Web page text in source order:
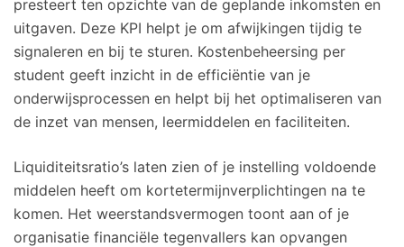
presteert ten opzichte van de geplande inkomsten en
uitgaven. Deze KPI helpt je om afwijkingen tijdig te
signaleren en bij te sturen. Kostenbeheersing per
student geeft inzicht in de efficiëntie van je
onderwijsprocessen en helpt bij het optimaliseren van
de inzet van mensen, leermiddelen en faciliteiten.
Liquiditeitsratio’s laten zien of je instelling voldoende
middelen heeft om kortetermijnverplichtingen na te
komen. Het weerstandsvermogen toont aan of je
organisatie financiële tegenvallers kan opvangen